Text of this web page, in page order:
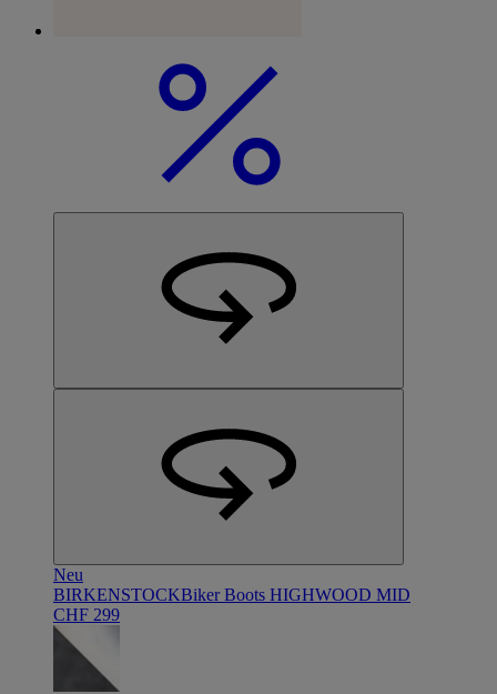
Neu
BIRKENSTOCKBiker Boots HIGHWOOD MID
CHF 299